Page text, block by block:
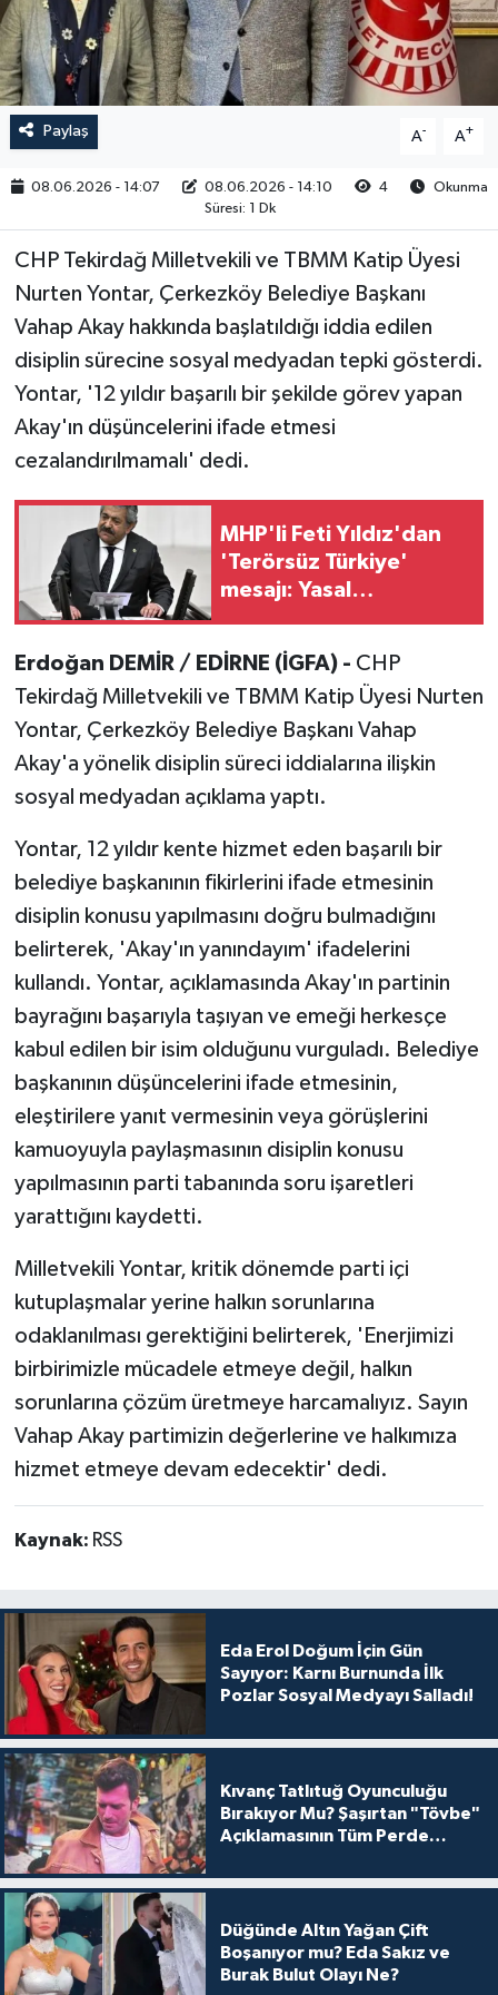
Paylaş A- A+
08.06.2026 - 14:07 08.06.2026 - 14:10 4
Okunma
Süresi: 1 Dk
CHP Tekirdağ Milletvekili ve TBMM Katip Üyesi
Nurten Yontar, Çerkezköy Belediye Başkanı
Vahap Akay hakkında başlatıldığı iddia edilen
disiplin sürecine sosyal medyadan tepki gösterdi.
Yontar, '12 yıldır başarılı bir şekilde görev yapan
Akay'ın düşüncelerini ifade etmesi
cezalandırılmamalı' dedi.
MHP'li Feti Yıldız'dan
'Terörsüz Türkiye'
mesajı: Yasal
sonuç üretecek
Erdoğan DEMİR / EDİRNE (İGFA) - CHP
Tekirdağ Milletvekili ve TBMM Katip Üyesi Nurten
Yontar, Çerkezköy Belediye Başkanı Vahap
Akay'a yönelik disiplin süreci iddialarına ilişkin
sosyal medyadan açıklama yaptı.
Yontar, 12 yıldır kente hizmet eden başarılı bir
belediye başkanının fikirlerini ifade etmesinin
disiplin konusu yapılmasını doğru bulmadığını
belirterek, 'Akay'ın yanındayım' ifadelerini
kullandı. Yontar, açıklamasında Akay'ın partinin
bayrağını başarıyla taşıyan ve emeği herkesçe
kabul edilen bir isim olduğunu vurguladı. Belediye
başkanının düşüncelerini ifade etmesinin,
eleştirilere yanıt vermesinin veya görüşlerini
kamuoyuyla paylaşmasının disiplin konusu
yapılmasının parti tabanında soru işaretleri
yarattığını kaydetti.
Milletvekili Yontar, kritik dönemde parti içi
kutuplaşmalar yerine halkın sorunlarına
odaklanılması gerektiğini belirterek, 'Enerjimizi
birbirimizle mücadele etmeye değil, halkın
sorunlarına çözüm üretmeye harcamalıyız. Sayın
Vahap Akay partimizin değerlerine ve halkımıza
hizmet etmeye devam edecektir' dedi.
Kaynak: RSS
Eda Erol Doğum İçin Gün
Sayıyor: Karnı Burnunda İlk
Pozlar Sosyal Medyayı Salladı!
Kıvanç Tatlıtuğ Oyunculuğu
Bırakıyor Mu? Şaşırtan "Tövbe"
Açıklamasının Tüm Perde
Düğünde Altın Yağan Çift
Boşanıyor mu? Eda Sakız ve
Burak Bulut Olayı Ne?
RESMİ İLAN